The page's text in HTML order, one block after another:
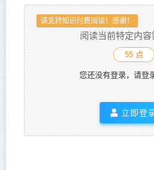
请支持知识付费阅读！感谢！
阅读当前特定内
55 点
您还没有登录，请登
立即登